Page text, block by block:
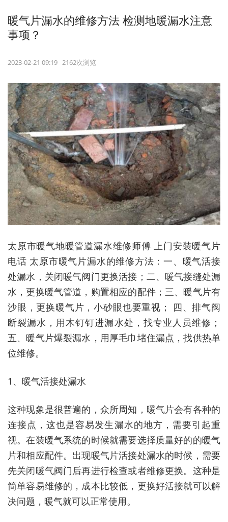
暖气片漏水的维修方法 检测地暖漏水注意
事项？
2023-02-21 09:19 2162次浏览
太原市暖气地暖管道漏水维修师傅 上门安装暖气片
电话 太原市暖气片漏水的维修方法：一、暖气活接
处漏水，关闭暖气阀门更换活接；二、暖气接缝处漏
水，更换暖气管道，购置相应的配件；三、暖气片有
沙眼，更换暖气片，小砂眼也要重视； 四、排气阀
断裂漏水，用木钉钉进漏水处，找专业人员维修；
五、暖气片爆裂漏水，用厚毛巾堵住漏点，找供热单
位维修。
1、暖气活接处漏水
这种现象是很普遍的，众所周知，暖气片会有各种的
连接点，这也是容易发生漏水的地方，需要引起重
视。在装暖气系统的时候就需要选择质量好的的暖气
片和相应配件。出现暖气片活接处漏水的时候，需要
先关闭暖气阀门后再进行检查或者维修更换。这种是
简单容易维修的，成本比较低，更换好活接就可以解
决问题，暖气就可以正常使用。